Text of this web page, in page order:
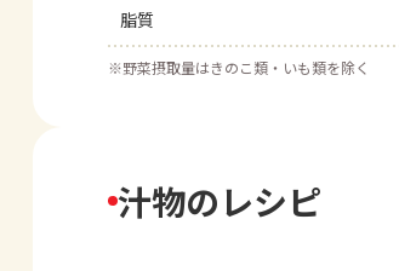
脂質
※野菜摂取量はきのこ類・いも類を除く
汁物のレシピ